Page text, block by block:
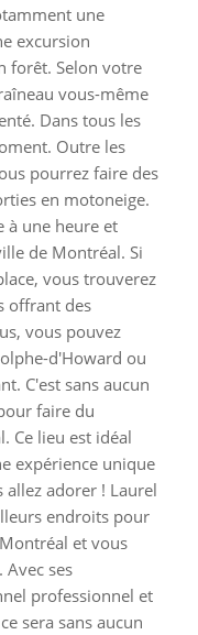
une
excursion
forêt. Selon votre
vous-même
Dans tous les
Outre les
pourrez faire des
en motoneige.
à une heure et
de Montréal. Si
vous trouverez
offrant des
vous pouvez
d'Howard ou
C'est sans aucun
faire du
Ce lieu est idéal
expérience unique
allez adorer ! Laurel
endroits pour
et vous
ses
professionnel et
sera sans aucun